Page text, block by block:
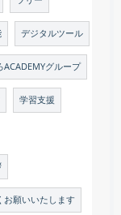
デジタルツール
ACADEMYグループ
学習支援
お願いいたします